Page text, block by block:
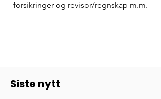
forsikringer og revisor/regnskap m.m.
Siste nytt